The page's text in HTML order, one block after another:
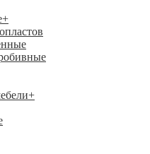
+
+